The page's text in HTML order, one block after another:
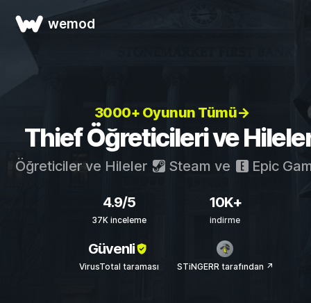
wemod
3000+ Oyunun Tümü→
Thief Öğreticileri ve
Öğreticiler ve Hileler Steam ve Epic
4.9/5
37K inceleme
10K+
indirme
Güvenli
VirusTotal taraması STiNGERR tarafından ↗